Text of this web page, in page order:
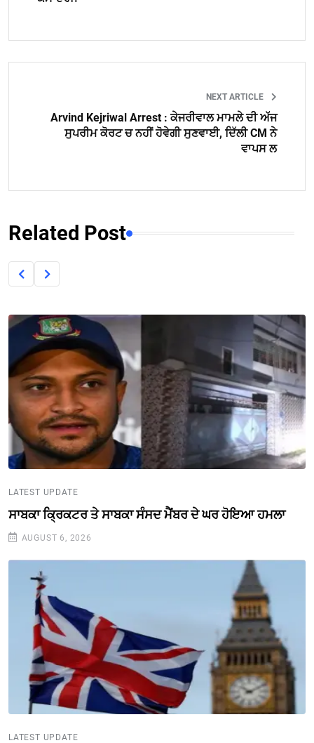
NEXT ARTICLE
Arvind Kejriwal Arrest : ਕੇਜਰੀਵਾਲ ਮਾਮਲੇ ਦੀ ਅੱਜ
ਸੁਪਰੀਮ ਕੋਰਟ ਚ ਨਹੀਂ ਹੋਵੇਗੀ ਸੁਣਵਾਈ, ਦਿੱਲੀ CM ਨੇ
ਵਾਪਸ ਲ
Related Post
LATEST UPDATE
ਸਾਬਕਾ ਕ੍ਰਿਕਟਰ ਤੇ ਸਾਬਕਾ ਸੰਸਦ ਮੈਂਬਰ ਦੇ ਘਰ ਹੋਇਆ ਹਮਲਾ
AUGUST 6, 2026
LATEST UPDATE